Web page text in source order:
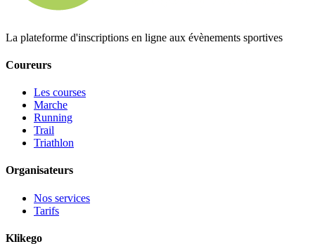
La plateforme d'inscriptions en ligne aux évènements sportives
Coureurs
Les courses
Marche
Running
Trail
Triathlon
Organisateurs
Nos services
Tarifs
Klikego